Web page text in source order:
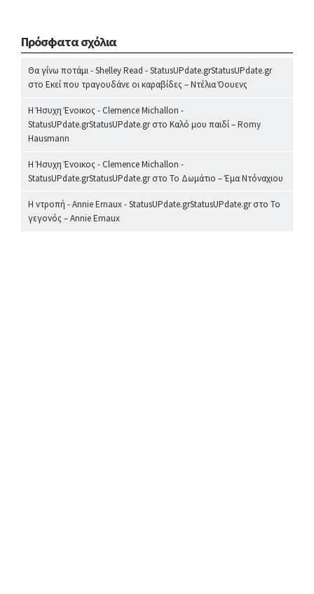
Πρόσφατα σχόλια
Θα γίνω ποτάμι - Shelley Read - StatusUPdate.grStatusUPdate.gr
στο Εκεί που τραγουδάνε οι καραβίδες – Ντέλια Όουενς
Η Ήσυχη Ένοικος - Clemence Michallon -
StatusUPdate.grStatusUPdate.grστο Καλό μου παιδί – Romy
Hausmann
Η Ήσυχη Ένοικος - Clemence Michallon -
StatusUPdate.grStatusUPdate.grστο Το Δωμάτιο – Έμα Ντόναχιου
Η ντροπή - Annie Ernaux - StatusUPdate.grStatusUPdate.grστο Το
γεγονός – Annie Ernaux